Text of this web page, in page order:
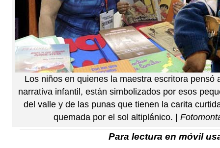
Los niños en quienes la maestra escritora pensó
narrativa infantil, están simbolizados por esos
del valle y de las punas que tienen la carita
quemada por el sol altiplánico. |
Para lectura en móvil